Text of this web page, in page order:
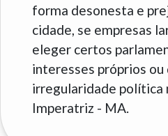
forma desonesta e
cidade, se empresas
eleger certos
interesses próprios ou
irregularidade política
Imperatriz - MA.